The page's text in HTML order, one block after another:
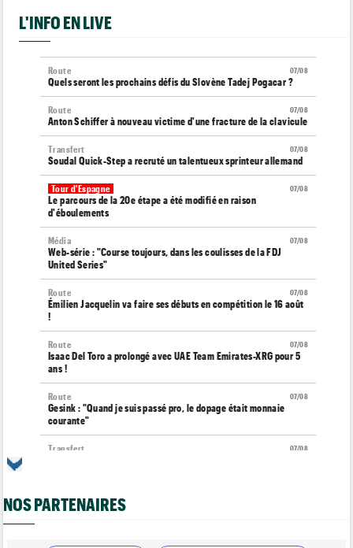
L'INFO EN LIVE
07/08
Route
Quels seront les prochains défis du Slovène Tadej Pogacar ?
07/08
Route
Anton Schiffer à nouveau victime d'une fracture de la clavicule
07/08
Transfert
Soudal Quick-Step a recruté un talentueux sprinteur allemand
07/08
Tour d'Espagne
Le parcours de la 20e étape a été modifié en raison
d'éboulements
07/08
Média
Web-série : "Course toujours, dans les coulisses de la FDJ
United Series"
07/08
Route
Émilien Jacquelin va faire ses débuts en compétition le 16 août
!
07/08
Route
Isaac Del Toro a prolongé avec UAE Team Emirates-XRG pour 5
ans !
07/08
Route
Gesink : "Quand je suis passé pro, le dopage était monnaie
courante"
07/08
Transfert
Transfert
Lotto-Intermarché fait passer pro trois jeunes de sa formation
NOS PARTENAIRES